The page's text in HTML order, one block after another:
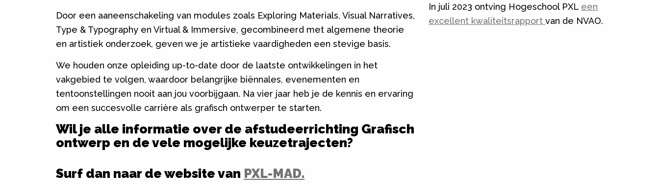
Door een aaneenschakeling van modules zoals Exploring Materials, Visual Narratives,
Type & Typography en Virtual & Immersive, gecombineerd met algemene theorie
en artistiek onderzoek, geven we je artistieke vaardigheden een stevige basis.
We houden onze opleiding up-to-date door de laatste ontwikkelingen in het
vakgebied te volgen, waardoor belangrijke biënnales, evenementen en
tentoonstellingen nooit aan jou voorbijgaan. Na vier jaar heb je de kennis en ervaring
om een succesvolle carrière als grafisch ontwerper te starten.
Wil je alle informatie over de afstudeerrichting Grafisch
ontwerp en de vele mogelijke keuzetrajecten?
Surf dan naar de website van PXL-MAD.
In juli 2023 ontving Hogeschool PXL een
excellent kwaliteitsrapport van de NVAO.